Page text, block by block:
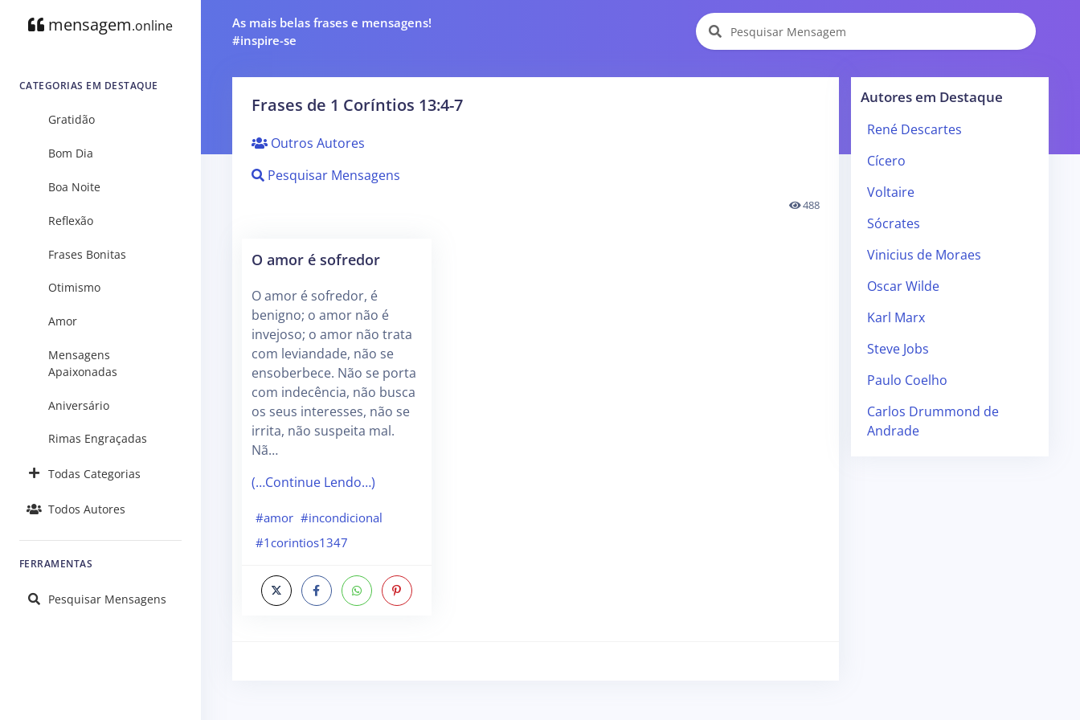
mensagem.online
CATEGORIAS EM DESTAQUE
Gratidão
Bom Dia
Boa Noite
Reflexão
Frases Bonitas
Otimismo
Amor
Mensagens
Apaixonadas
Aniversário
Rimas Engraçadas
Todas Categorias
Todos Autores
FERRAMENTAS
Pesquisar Mensagens
As mais belas frases e mensagens!
#inspire-se
Frases de 1 Coríntios 13:4-7
Outros Autores
Pesquisar Mensagens
488
O amor é sofredor
O amor é sofredor, é
benigno; o amor não é
invejoso; o amor não trata
com leviandade, não se
ensoberbece. Não se porta
com indecência, não busca
os seus interesses, não se
irrita, não suspeita mal.
Nã…
(…Continue Lendo…)
#amor #incondicional
#1corintios1347
Autores em Destaque
René Descartes
Cícero
Voltaire
Sócrates
Vinicius de Moraes
Oscar Wilde
Karl Marx
Steve Jobs
Paulo Coelho
Carlos Drummond de
Andrade